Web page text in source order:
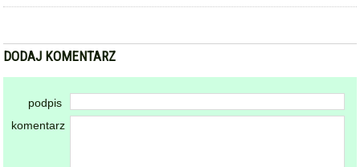
DODAJ KOMENTARZ
podpis
komentarz